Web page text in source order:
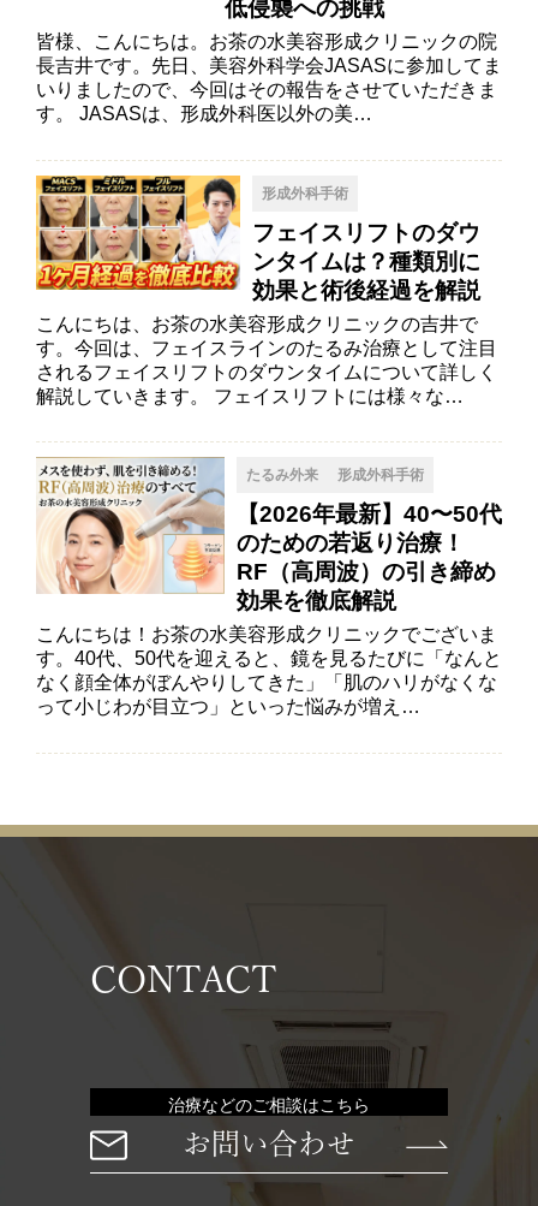
低侵襲への挑戦
皆様、こんにちは。お茶の水美容形成クリニックの院
長吉井です。先日、美容外科学会JASASに参加してま
いりましたので、今回はその報告をさせていただきま
す。 JASASは、形成外科医以外の美…
形成外科手術
フェイスリフトのダウ
ンタイムは？種類別に
効果と術後経過を解説
こんにちは、お茶の水美容形成クリニックの吉井で
す。今回は、フェイスラインのたるみ治療として注目
されるフェイスリフトのダウンタイムについて詳しく
解説していきます。 フェイスリフトには様々な…
たるみ外来 形成外科手術
【2026年最新】40〜50代
のための若返り治療！
RF（高周波）の引き締め
効果を徹底解説
こんにちは！お茶の水美容形成クリニックでございま
す。40代、50代を迎えると、鏡を見るたびに「なんと
なく顔全体がぼんやりしてきた」「肌のハリがなくな
って小じわが目立つ」といった悩みが増え…
CONTACT
治療などのご相談はこちら
お問い合わせ